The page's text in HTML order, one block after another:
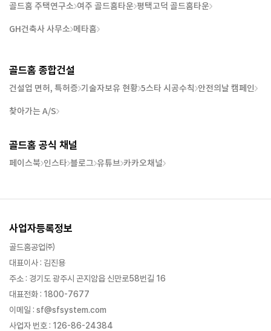
골드홈 주택연구소 여주 골드홈타운 평택고덕 골드홈타운
GH건축사 사무소 메타홈
골드홈 종합건설
건설업 면허, 특허증 기술자보유 현황 5스타 시공수칙 안전의날 캠페인
찾아가는 A/S
골드홈 공식 채널
페이스북 인스타 블로그 유튜브 카카오채널
사업자등록정보
골드홈공업㈜
대표이사 : 김진용
주소 : 경기도 광주시 곤지암읍 신만로58번길 16
대표전화 : 1800-7677
이메일 : sf@sfsystem.com
사업자 번호 : 126-86-24384